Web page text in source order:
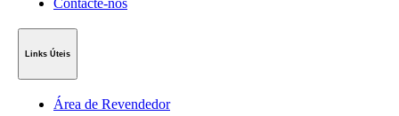
Contacte-nos
Links Úteis
Área de Revendedor